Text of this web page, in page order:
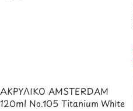
ΑΚΡΥΛΙΚΟ AMSTERDAM
120ml No.105 Titanium White